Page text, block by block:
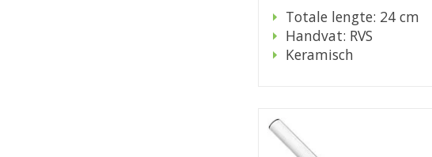
Totale lengte: 24 cm
Handvat: RVS
Keramisch